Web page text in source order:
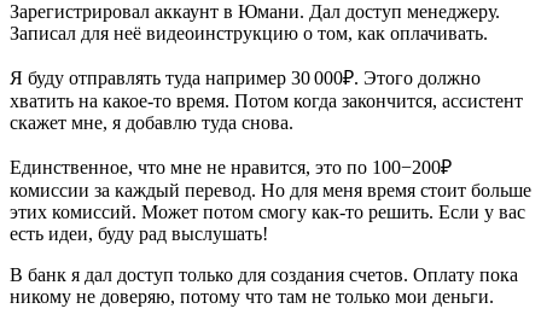
Зарегистрировал аккаунт в Юмани. Дал доступ менеджеру.
Записал для неё видеоинструкцию о том, как оплачивать.
Я буду отправлять туда например 30 000₽. Этого должно
хватить на какое-то время. Потом когда закончится, ассистент
скажет мне, я добавлю туда снова.
Единственное, что мне не нравится, это по 100−200₽
комиссии за каждый перевод. Но для меня время стоит больше
этих комиссий. Может потом смогу как-то решить. Если у вас
есть идеи, буду рад выслушать!
В банк я дал доступ только для создания счетов. Оплату пока
никому не доверяю, потому что там не только мои деньги.